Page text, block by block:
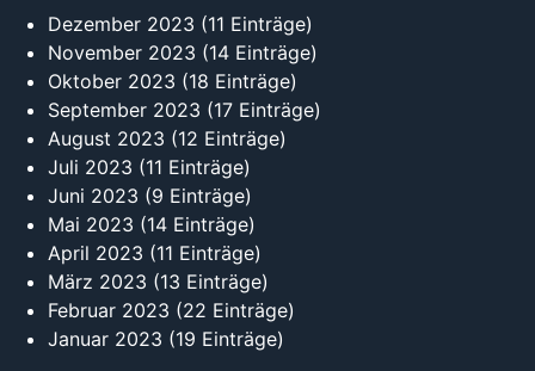
Dezember 2023 (11 Einträge)
November 2023 (14 Einträge)
Oktober 2023 (18 Einträge)
September 2023 (17 Einträge)
August 2023 (12 Einträge)
Juli 2023 (11 Einträge)
Juni 2023 (9 Einträge)
Mai 2023 (14 Einträge)
April 2023 (11 Einträge)
März 2023 (13 Einträge)
Februar 2023 (22 Einträge)
Januar 2023 (19 Einträge)